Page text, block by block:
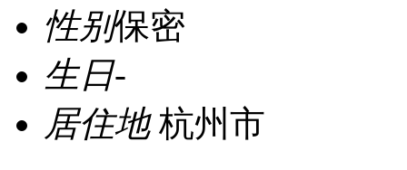
性别保密
生日-
居住地杭州市